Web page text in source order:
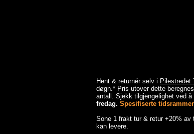
Hent & returnér selv i Pilestredet
døgn.* Pris utover dette
antall. Sjekk tilgjengelighet ved
fredag. Spesifiserte
Sone 1 frakt tur & retur +20% av
kan levere.